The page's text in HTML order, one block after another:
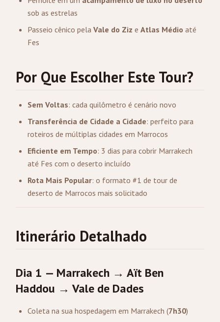
sob as estrelas
Passeio cênico pela Vale do Ziz e Atlas Médio até
Fes
Por Que Escolher Este Tour?
Sem Voltas: cada quilômetro é cenário novo
Transferência de Cidade a Cidade: perfeito para
roteiros de múltiplas cidades em Marrocos
Eficiente em Tempo: 3 dias para cobrir Marrakech
até Fes com o deserto incluído
Rota Mais Popular: o formato #1 de tour de
deserto de Marrocos mais solicitado
Itinerário Detalhado
Dia 1 — Marrakech → Aït Ben
Haddou → Vale de Dades
Coleta na sua hospedagem em Marrakech (7h30)